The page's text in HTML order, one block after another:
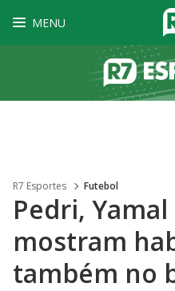
MENU
R7 Esportes Futebol
Pedri,
mostram
também no